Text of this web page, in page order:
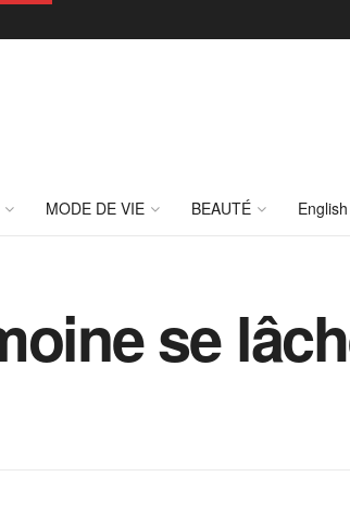
MODE DE VIE BEAUTÉ
se